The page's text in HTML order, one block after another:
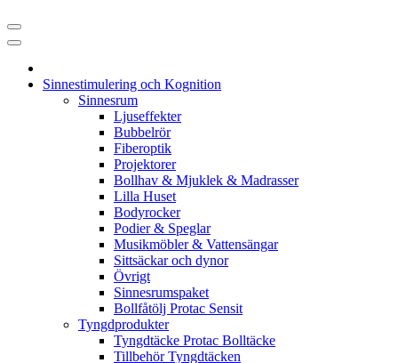
Sinnestimulering och Kognition
Sinnesrum
Ljuseffekter
Bubbelrör
Fiberoptik
Projektorer
Bollhav & Mjuklek & Madrasser
Lilla Huset
Bodyrocker
Podier & Speglar
Musikmöbler & Vattensängar
Sittsäckar och dynor
Övrigt
Sinnesrumspaket
Bollfåtölj Protac Sensit
Tyngdprodukter
Tyngdtäcke Protac Bolltäcke
Tillbehör Tyngdtäcken